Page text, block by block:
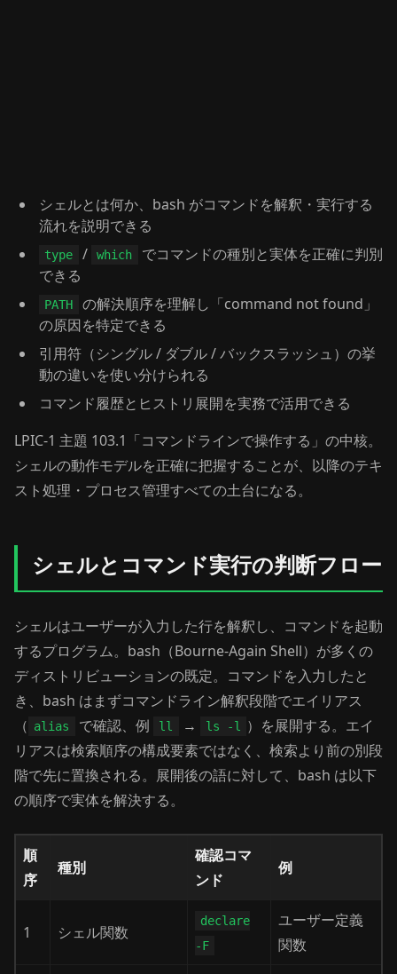
シェルとは何か、bash がコマンドを解釈・実行する
流れを説明できる
type / which
でコマンドの種別と実体を正確に判別
できる
PATH
の解決順序を理解し「command not found」
の原因を特定できる
引用符（シングル / ダブル / バックスラッシュ）の挙
動の違いを使い分けられる
コマンド履歴とヒストリ展開を実務で活用できる
LPIC-1 主題 103.1「コマンドラインで操作する」の中核。
シェルの動作モデルを正確に把握することが、以降のテキ
スト処理・プロセス管理すべての土台になる。
シェルとコマンド実行の判断フロー
シェルはユーザーが入力した行を解釈し、コマンドを起動
するプログラム。bash（Bourne-Again Shell）が多くの
ディストリビューションの既定。コマンドを入力したと
き、bash はまずコマンドライン解釈段階でエイリアス
（ alias で確認、例 ll → ls -l
）を展開する。エイ
リアスは検索順序の構成要素ではなく、検索より前の別段
階で先に置換される。展開後の語に対して、bash は以下
の順序で実体を解決する。
順
序
種別
確認コマ
ンド
例
1 シェル関数
declare
-F
ユーザー定義
関数